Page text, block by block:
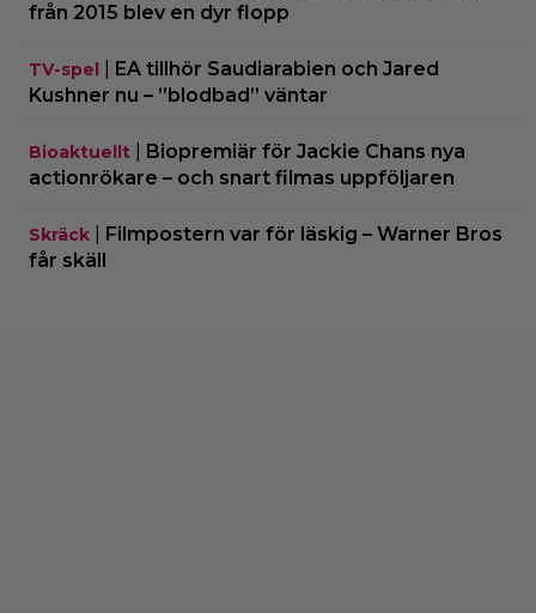
från 2015 blev en dyr flopp
TV-spel
EA tillhör Saudiarabien och Jared
Kushner nu – ”blodbad” väntar
Bioaktuellt
Biopremiär för Jackie Chans nya
actionrökare – och snart filmas uppföljaren
Skräck
Filmpostern var för läskig – Warner Bros
får skäll